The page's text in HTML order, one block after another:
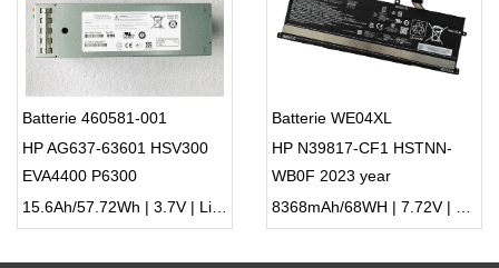
Batterie 460581-001
HP AG637-63601 HSV300
EVA4400 P6300
15.6Ah/57.72Wh | 3.7V | Li-ion ...
Batterie WE04XL
HP N39817-CF1 HSTNN-
WB0F 2023 year
8368mAh/68WH | 7.72V | Li-ion ...